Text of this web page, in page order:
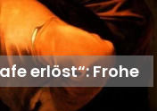
erlöst“: Frohe